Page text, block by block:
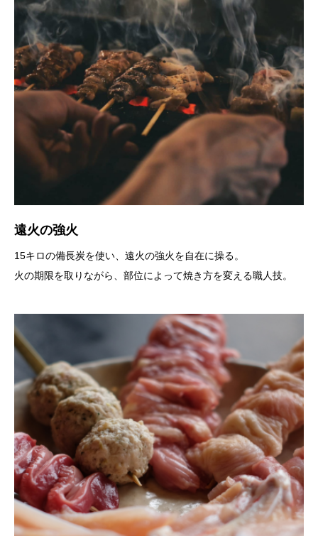
遠火の強火
15キロの備長炭を使い、遠火の強火を自在に操る。
火の期限を取りながら、部位によって焼き方を変える職人技。